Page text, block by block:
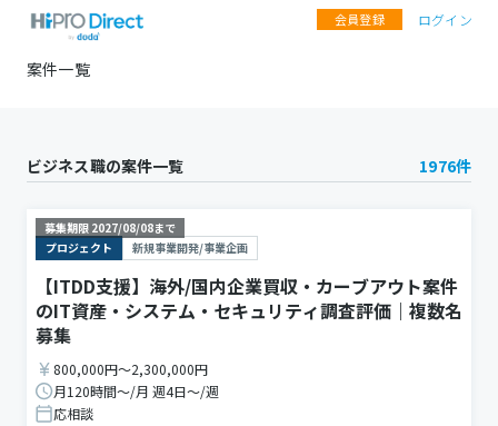
案件一覧
会員登録 ログイン
ビジネス職の案件一覧 1976件
募集期限 2027/08/08まで
プロジェクト
新規事業開発/事業企画
【ITDD支援】海外/国内企業買収・カーブアウト案件
のIT資産・システム・セキュリティ調査評価｜複数名
募集
800,000円〜2,300,000円
月120時間〜/月 週4日〜/週
応相談